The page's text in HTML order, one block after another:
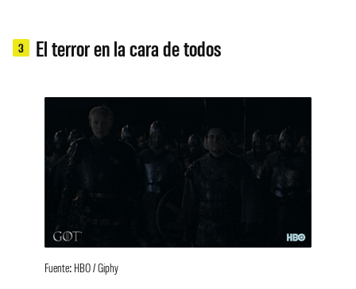
3 El terror en la cara de todos
Fuente: HBO / Giphy